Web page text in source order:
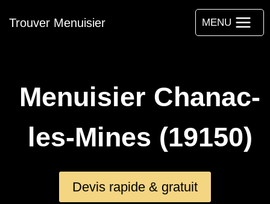
auTrouver Menuisier MENU
Menuisier Chanac-
les-Mines (19150)
Devis rapide & gratuit